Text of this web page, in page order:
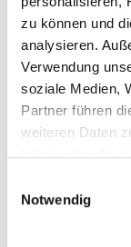
zu können und
analysieren.
Verwendung
soziale Medien,
Partner führen
weiteren Daten
haben oder die
Notwendig
2
(95)